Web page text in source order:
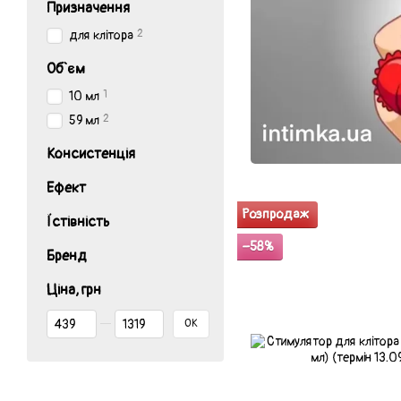
Розпродаж
−58%
Призначення
для клітора 2
Об`єм
10 мл 1
59 мл 2
Консистенція
Ефект
Їстівність
Бренд
Ціна, грн
Від Ціна, грн
До Ціна, грн ОК